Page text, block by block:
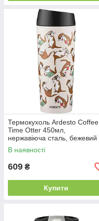
Термокухоль Ardesto Coffee
Time Otter 450мл,
нержавіюча сталь, бежевий
В наявності
609 ₴
Купити